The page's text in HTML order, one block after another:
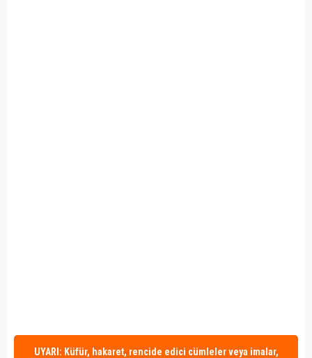
UYARI: Küfür, hakaret, rencide edici cümleler veya imalar,